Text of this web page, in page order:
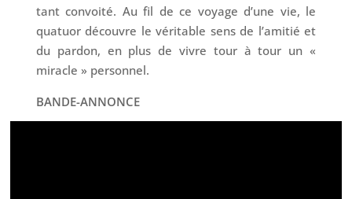
tant convoité. Au fil de ce voyage d’une vie, le
quatuor découvre le véritable sens de l’amitié et
du pardon, en plus de vivre tour à tour un «
miracle » personnel.
BANDE-ANNONCE